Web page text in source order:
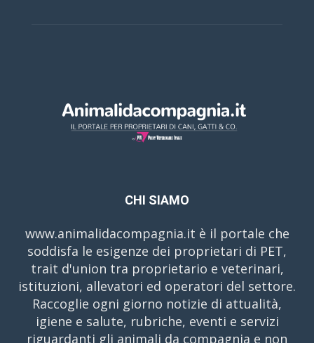
CHI SIAMO
www.animalidacompagnia.it è il portale che
soddisfa le esigenze dei proprietari di PET,
trait d'union tra proprietario e veterinari,
istituzioni, allevatori ed operatori del settore.
Raccoglie ogni giorno notizie di attualità,
igiene e salute, rubriche, eventi e servizi
riguardanti gli animali da compagnia e non